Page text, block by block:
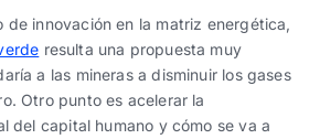
de innovación en la matriz energética,
resulta una propuesta muy
a las mineras a disminuir los gases
Otro punto es acelerar la
del capital humano y cómo se va a